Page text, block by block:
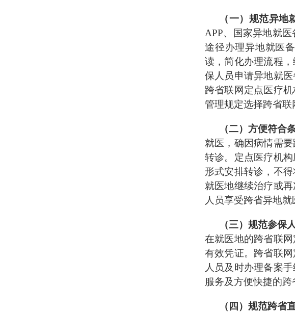
（一）规范异地
APP、国家异地就
途径办理异地就医
读，简化办理流程
保人员申请异地就
跨省联网定点医疗
管理规定选择跨省联
（二）方便符合
就医，确因病情需
转诊。定点医疗机
形式安排转诊，不
就医地继续治疗或
人员享受跨省异地就
（三）规范参保
在就医地的跨省联
有效凭证。跨省联
人员及时办理备案
服务及方便快捷的跨
（四）规范跨省